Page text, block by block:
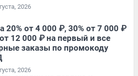
2026
20% от 4 000 ₽, 30% от 7 000 ₽
12 000 ₽ на первый и все
заказы по промокоду
2026